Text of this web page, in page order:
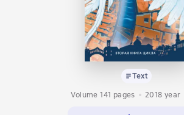
Text
Volume 141 pages
2018 year